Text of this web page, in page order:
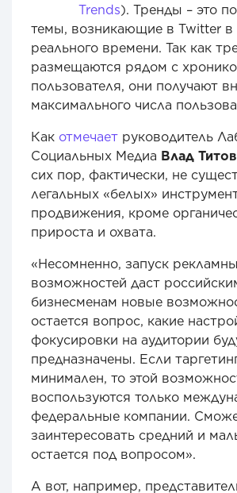
Trends). Тренды – это
темы, возникающие в Twitter
реального времени. Так как
размещаются рядом с
пользователя, они получают
максимального числа
Как отмечает руководитель
Социальных Медиа Влад Титов
сих пор, фактически, не
легальных «белых»
продвижения, кроме
прироста и охвата.
«Несомненно, запуск
возможностей даст
бизнесменам новые
остается вопрос, какие
фокусировки на аудитории
предназначены. Если
минимален, то этой
воспользуются только
федеральные компании.
заинтересовать средний и
остается под вопросом».
А вот, например,